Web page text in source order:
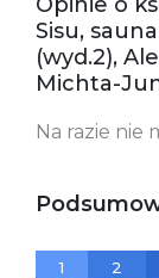
Sisu,
(wyd.2),
Michta-
Na razie nie
1
2